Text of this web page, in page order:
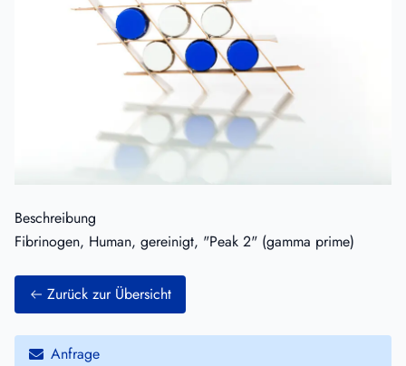
Beschreibung
Fibrinogen, Human, gereinigt, "Peak 2" (gamma prime)
Zurück zur Übersicht
Anfrage